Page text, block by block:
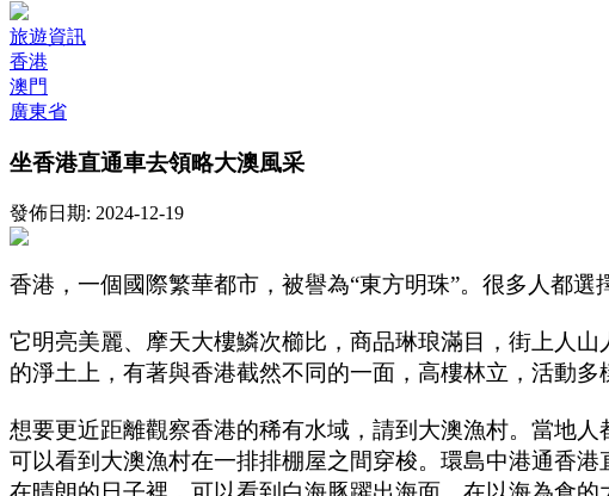
旅遊資訊
香港
澳門
廣東省
坐香港直通車去領略大澳風采
發佈日期: 2024-12-19
香港，一個國際繁華都市，被譽為“東方明珠”。很多人都選
它明亮美麗、摩天大樓鱗次櫛比，商品琳琅滿目，街上人
的淨土上，有著與香港截然不同的一面，高樓林立，活動
想要更近距離觀察香港的稀有水域，請到大澳漁村。當地
可以看到大澳漁村在一排排棚屋之間穿梭。環島中港通香